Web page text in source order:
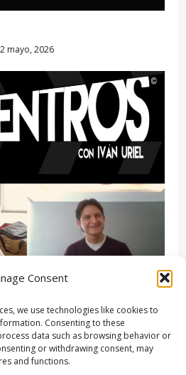
Consent
we use technologies like cookies to
Consenting to these
data such as browsing behavior or
or withdrawing consent, may
and functions.
mayo, 2026
URIEL T3E22: JUAN PATRICIO
2026